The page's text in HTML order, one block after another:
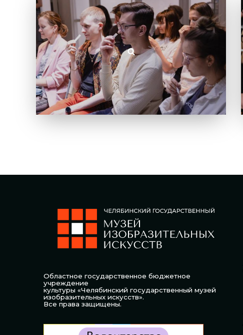
Областное государственное бюджетное
учреждение
культуры «Челябинский государственный музей
изобразительных искусств».
Все права защищены.